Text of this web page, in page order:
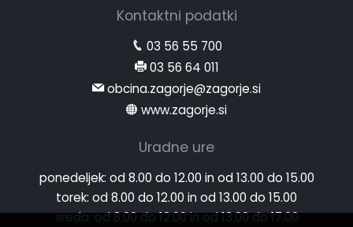
Kontaktni podatki
03 56 55 700
03 56 64 011
obcina.zagorje@zagorje.si
www.zagorje.si
Uradne ure
ponedeljek: od 8.00 do 12.00 in od 13.00 do 15.00
torek: od 8.00 do 12.00 in od 13.00 do 15.00
sreda:od 8.00 do 12.00 in od 13.00 do 17.00